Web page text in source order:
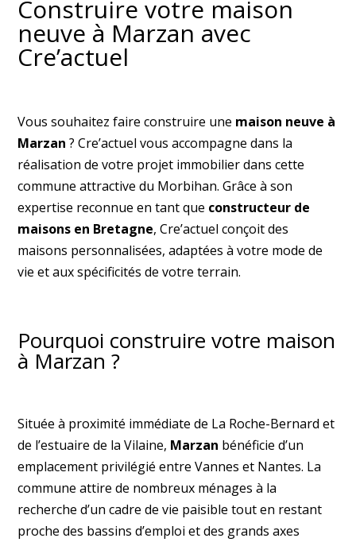
Construire votre maison
neuve à Marzan avec
Cre’actuel
Vous souhaitez faire construire une maison neuve à
Marzan ? Cre’actuel vous accompagne dans la
réalisation de votre projet immobilier dans cette
commune attractive du Morbihan. Grâce à son
expertise reconnue en tant que constructeur de
maisons en Bretagne, Cre’actuel conçoit des
maisons personnalisées, adaptées à votre mode de
vie et aux spécificités de votre terrain.
Pourquoi construire votre maison
à Marzan ?
Située à proximité immédiate de La Roche-Bernard et
de l’estuaire de la Vilaine, Marzan bénéficie d’un
emplacement privilégié entre Vannes et Nantes. La
commune attire de nombreux ménages à la
recherche d’un cadre de vie paisible tout en restant
proche des bassins d’emploi et des grands axes